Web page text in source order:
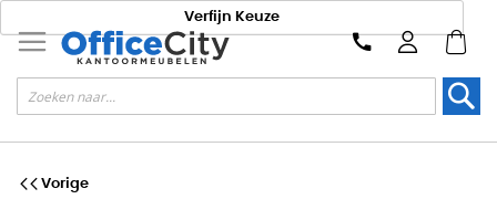
Vorige
Verfijn Keuze